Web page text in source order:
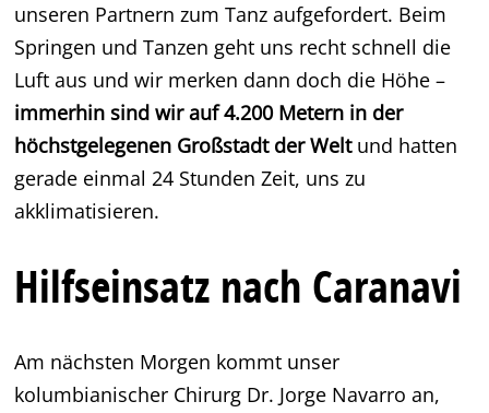
unseren Partnern zum Tanz aufgefordert. Beim
Springen und Tanzen geht uns recht schnell die
Luft aus und wir merken dann doch die Höhe –
immerhin sind wir auf 4.200 Metern in der
höchstgelegenen Großstadt der Welt und hatten
gerade einmal 24 Stunden Zeit, uns zu
akklimatisieren.
Hilfseinsatz nach Caranavi
Am nächsten Morgen kommt unser
kolumbianischer Chirurg Dr. Jorge Navarro an,